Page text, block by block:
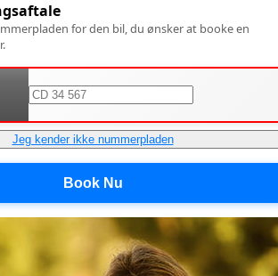
for den bil, du ønsker at booke en
Jeg kender ikke nummerpladen
Book Nu